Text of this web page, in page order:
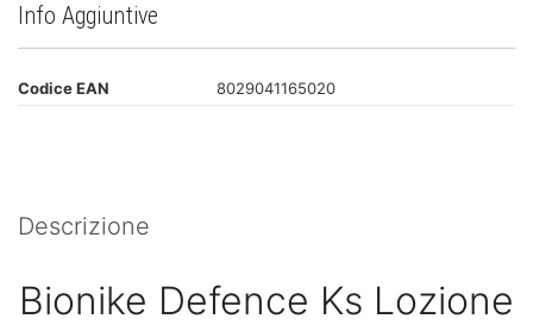
Info Aggiuntive
Codice EAN 8029041165020
Descrizione
Bionike Defence Ks Lozione